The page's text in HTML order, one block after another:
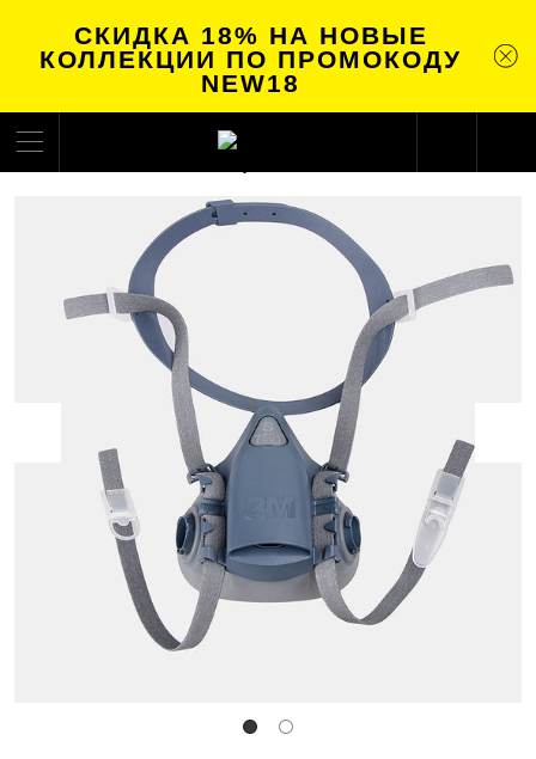
СКИДКА 18% НА НОВЫЕ
КОЛЛЕКЦИИ ПО ПРОМОКОДУ
NEW18